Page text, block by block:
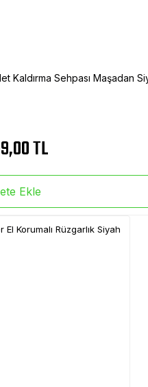
Kaldırma Sehpası Maşadan
TL
Ekle